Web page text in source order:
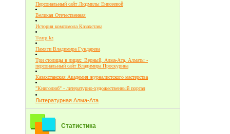
Персональный сайт Людмилы Енисеевой
Великая Отечественная
История комсомола Казахстана
Театр.kz
Памяти Владимира Гундарева
Три столицы в лицах: Верный, Алма-Ата, Алматы -
персональный сайт Владимира Проскурина
Казахстанская Академия журналистского мастерства
"Книголюб" - литературно-художественный портал
Литературная Алма-Ата
Статистика